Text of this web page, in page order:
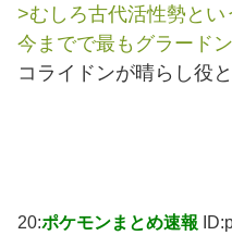
>むしろ古代活性勢と
今までで最もグラード
コライドンが晴らし役
20:ポケモンまとめ速報